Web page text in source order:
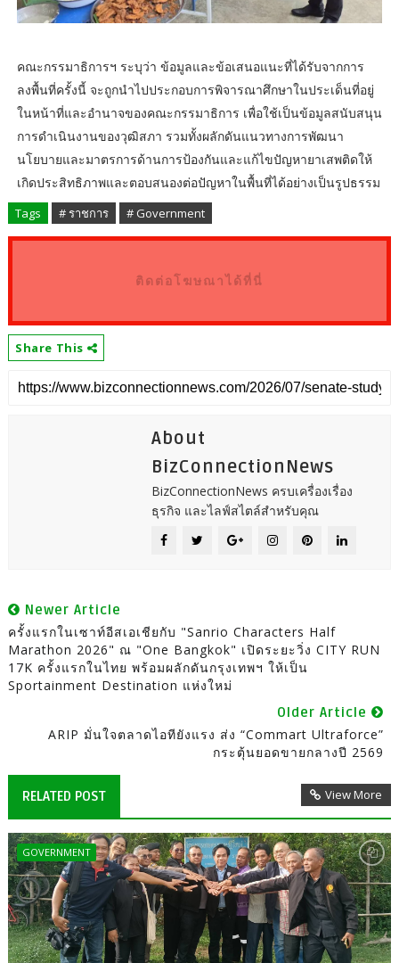
คณะกรรมาธิการฯ ระบุว่า ข้อมูลและข้อเสนอแนะที่ได้รับจากการ
ลงพื้นที่ครั้งนี้ จะถูกนำไปประกอบการพิจารณาศึกษาในประเด็นที่อยู่
ในหน้าที่และอำนาจของคณะกรรมาธิการ เพื่อใช้เป็นข้อมูลสนับสนุน
การดำเนินงานของวุฒิสภา รวมทั้งผลักดันแนวทางการพัฒนา
นโยบายและมาตรการด้านการป้องกันและแก้ไขปัญหายาเสพติดให้
เกิดประสิทธิภาพและตอบสนองต่อปัญหาในพื้นที่ได้อย่างเป็นรูปธรรม
Tags # ราชการ # Government
ติดต่อโฆษณาได้ที่นี่
Share This
About
BizConnectionNews
BizConnectionNews ครบเครื่องเรื่อง
ธุรกิจ และไลฟ์สไตล์สำหรับคุณ
Newer Article
ครั้งแรกในเซาท์อีสเอเชียกับ "Sanrio Characters Half
Marathon 2026" ณ "One Bangkok" เปิดระยะวิ่ง CITY RUN
17K ครั้งแรกในไทย พร้อมผลักดันกรุงเทพฯ ให้เป็น
Sportainment Destination แห่งใหม่
Older Article
ARIP มั่นใจตลาดไอทียังแรง ส่ง “Commart Ultraforce”
กระตุ้นยอดขายกลางปี 2569
RELATED POST View More
GOVERNMENT